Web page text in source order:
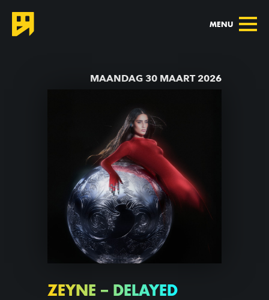
MENU
MAANDAG 30 MAART 2026
ZEYNE – DELAYED